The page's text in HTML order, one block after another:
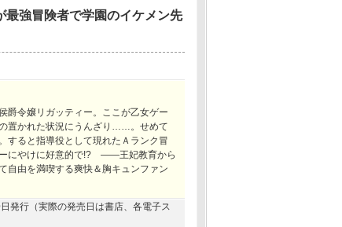
最強冒険者で学園のイケメン先
爵令嬢リガッティー。ここが乙女ゲー
置かれた状況にうんざり……。せめて
すると指導役として現れたＡランク冒
ーにやけに好意的で!? ――王妃教育から
自由を満喫する爽快＆胸キュンファン
発行（実際の発売日は書店、各電子ス